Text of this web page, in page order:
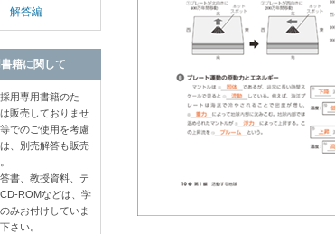
解答編
籍に関して
用専用書籍のた
販売しておりませ
でのご使用を考慮
、別売解答も販売
書、教授資料、テ
ROMなどは、学
みお付けしていま
さい。